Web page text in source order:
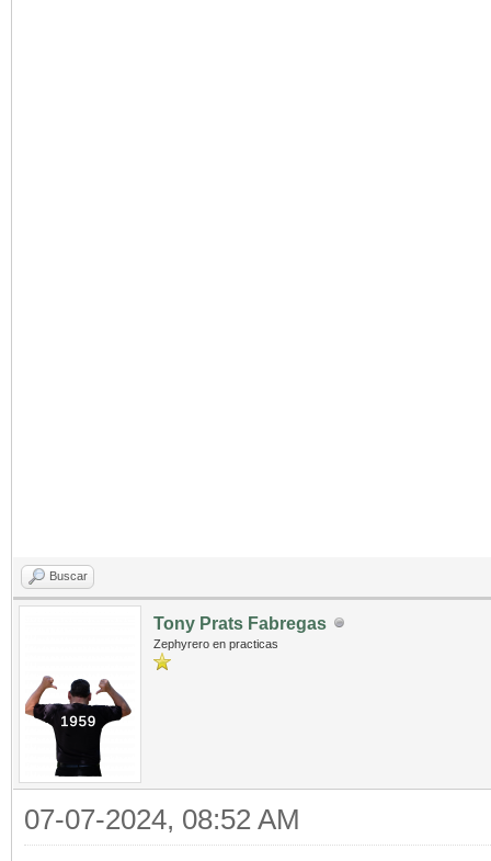
Buscar
Tony Prats Fabregas
Zephyrero en practicas
07-07-2024, 08:52 AM